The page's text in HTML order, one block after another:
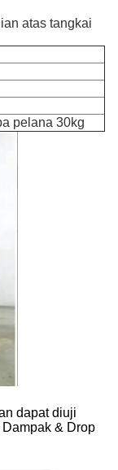
atas tangkai
pelana 30kg
dapat diuji
& Drop